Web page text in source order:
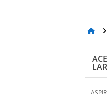
LAR